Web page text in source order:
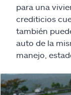
Recursos
Reclamos
Asistencia y
para una
crediticios
también
auto de la
manejo,